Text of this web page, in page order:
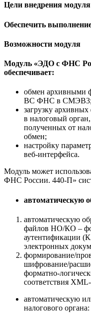
Цели внедрения модуля
Обеспечить
Возможности модуля
Модуль «ЭДО с ФНС
обеспечивает:
обмен архивными
ВС ФНС в
загрузку
в налоговый
полученных от
обмен;
настройку
веб-интерфейса.
Модуль может
ФНС России. 440-П»
автоматическую
автоматическую
файлов НО/КО –
аутентификации
электронных
формирование/
шифрование/
форматно-
соответствия
автоматическую
налогового органа: